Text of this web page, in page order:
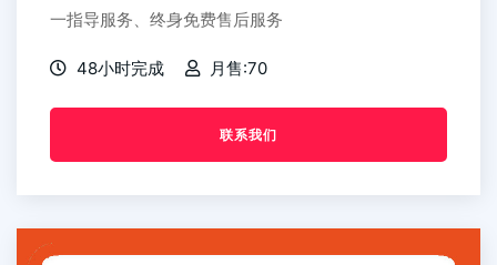
一指导服务、终身免费售后服务
48小时完成 月售:70
联系我们